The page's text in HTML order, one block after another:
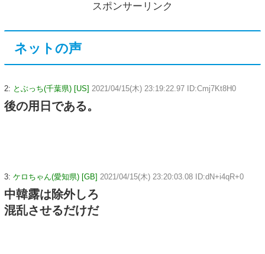
スポンサーリンク
ネットの声
2: とぶっち(千葉県) [US] 2021/04/15(木) 23:19:22.97 ID:Cmj7Kt8H0
後の用日である。
3: ケロちゃん(愛知県) [GB] 2021/04/15(木) 23:20:03.08 ID:dN+i4qR+0
中韓露は除外しろ
混乱させるだけだ